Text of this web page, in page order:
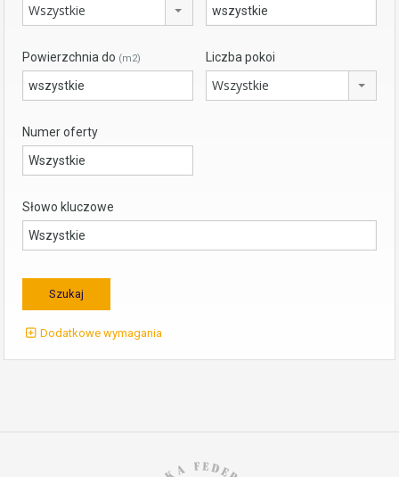
Wszystkie
Powierzchnia do (m2) Liczba pokoi
Wszystkie
Numer oferty
Słowo kluczowe
Dodatkowe wymagania